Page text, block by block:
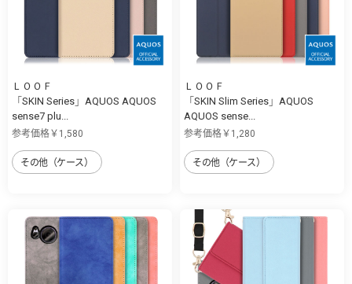
ＬＯＯＦ
「SKIN Series」AQUOS AQUOS
sense7 plu...
参考価格￥1,580
その他（ケース）
ＬＯＯＦ
「SKIN Slim Series」AQUOS
AQUOS sense...
参考価格￥1,280
その他（ケース）